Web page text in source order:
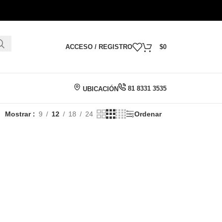
ACCESO / REGISTRO $0
UBICACIÓN 81 8331 3535
Mostrar 9 12 18 24 Ordenar